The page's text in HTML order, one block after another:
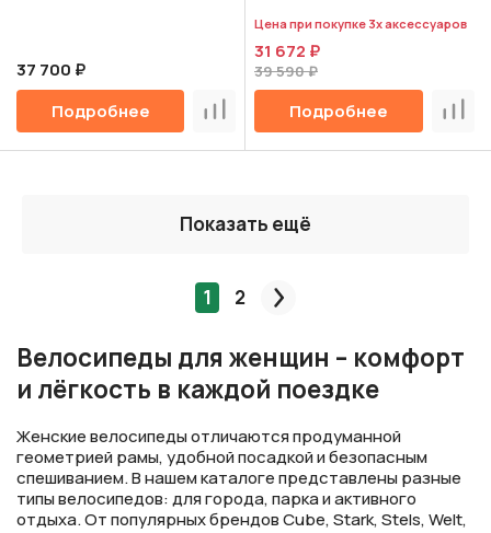
37 700 ₽
Подробнее
Сравнить
Цена при покупке 3х аксессуаров
31 672 ₽
39 590 ₽
Подробнее
Показать ещё
1 2 След.
Велосипеды для женщин – комфорт
и лёгкость в каждой поездке
Женские велосипеды отличаются продуманной
геометрией рамы, удобной посадкой и безопасным
спешиванием. В нашем каталоге представлены разные
типы велосипедов: для города, парка и активного
отдыха. От популярных брендов Cube, Stark, Stels, Welt,